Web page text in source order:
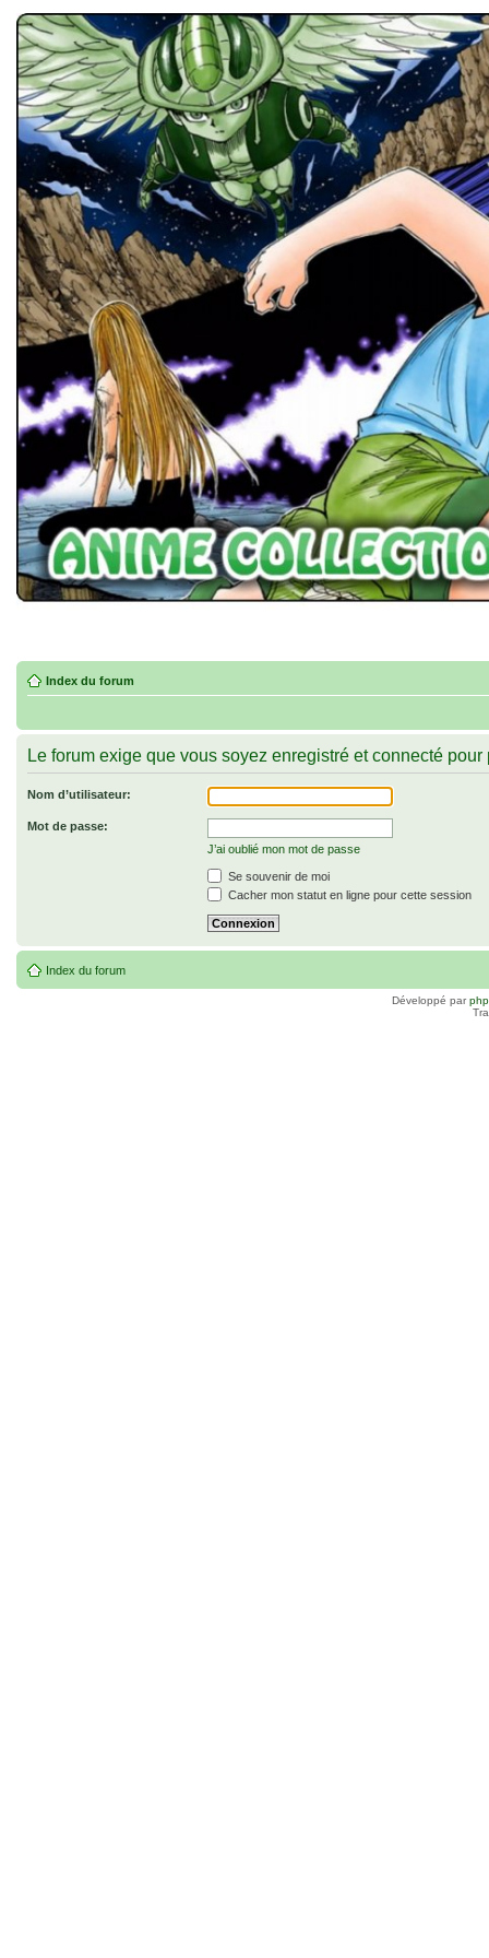
Index du forum
Le forum exige que vous soyez enregistré et connecté
Nom d’utilisateur:
Mot de passe:
J’ai oublié mon mot de passe
Se souvenir de moi
Cacher mon statut en ligne pour cette session
Index du forum
Développé par